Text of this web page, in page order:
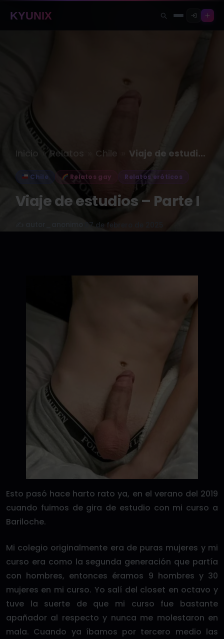
KYUNIX
Inicio » Relatos Chile Viaje de estudios – Parte I
Chile Relatos gay Relatos eróticos
Viaje de estudios – Parte I
07 de febrero de 2025
Esto pasó hace harto rato ya, en el verano del 2019
cuando fuimos de gira de estudio con mi curso a
Bariloche.
Mi colegio originalmente era de puras mujeres y mi
curso era como la segunda generación que partía
con hombres, entonces éramos 9 hombres y 30
mujeres en mi curso. Yo salí del closet en octavo y
tuve la suerte de que mi curso fue bastante
apañador al respecto y nunca me molestaron en
mala. Cuando ya íbamos por tercero medio las